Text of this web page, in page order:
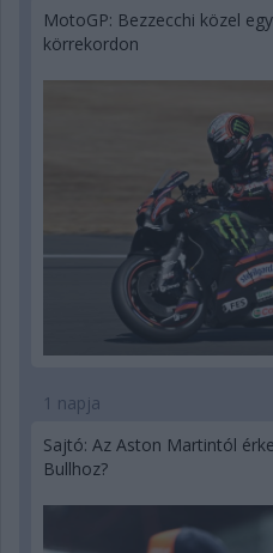
MotoGP: Bezzecchi közel
körrekordon
1 napja
Sajtó: Az Aston Martintól
Bullhoz?